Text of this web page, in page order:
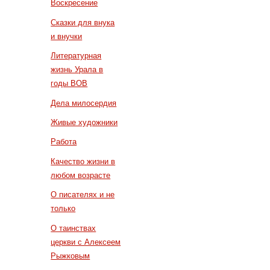
Воскресение
Сказки для внука
и внучки
Литературная
жизнь Урала в
годы ВОВ
Дела милосердия
Живые художники
Работа
Качество жизни в
любом возрасте
О писателях и не
только
О таинствах
церкви с Алексеем
Рыжковым